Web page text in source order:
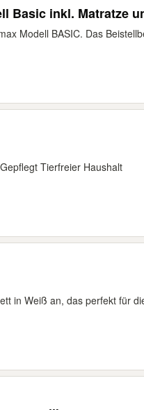
Modell Basic inkl.
Modell BASIC. Das
Tierfreier Haushalt
in Weiß an, das perfekt für